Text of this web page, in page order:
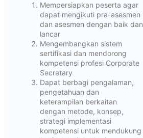
Mempersiapkan peserta agar
dapat mengikuti pra-asesmen
dan asesmen dengan baik dan
lancar
Mengembangkan sistem
sertifikasi dan mendorong
kompetensi profesi Corporate
Secretary
Dapat berbagi pengalaman,
pengetahuan dan
keterampilan berkaitan
dengan metode, konsep,
strategi implementasi
kompetensi untuk mendukung